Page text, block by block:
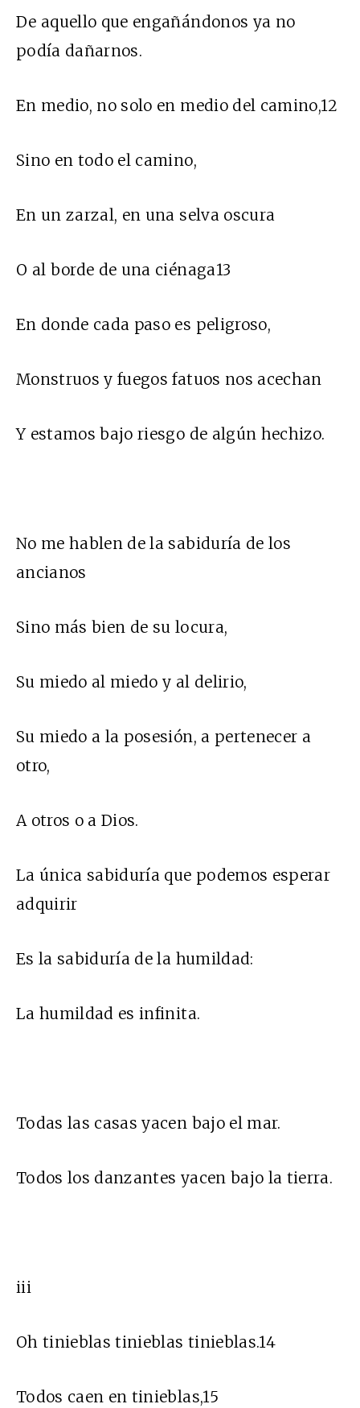
De aquello que engañándonos ya no
podía dañarnos.
En medio, no solo en medio del camino,12
Sino en todo el camino,
En un zarzal, en una selva oscura
O al borde de una ciénaga13
En donde cada paso es peligroso,
Monstruos y fuegos fatuos nos acechan
Y estamos bajo riesgo de algún hechizo.
No me hablen de la sabiduría de los
ancianos
Sino más bien de su locura,
Su miedo al miedo y al delirio,
Su miedo a la posesión, a pertenecer a
otro,
A otros o a Dios.
La única sabiduría que podemos esperar
adquirir
Es la sabiduría de la humildad:
La humildad es infinita.
Todas las casas yacen bajo el mar.
Todos los danzantes yacen bajo la tierra.
iii
Oh tinieblas tinieblas tinieblas.14
Todos caen en tinieblas,15